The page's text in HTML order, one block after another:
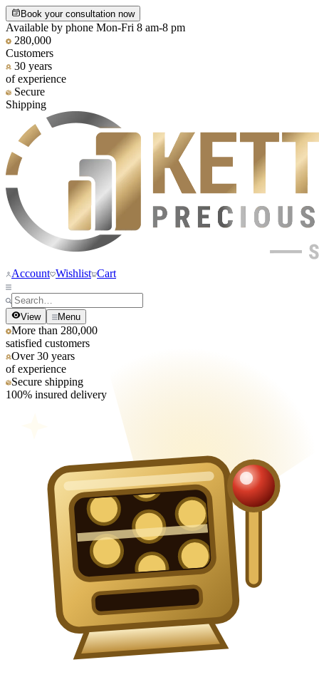
Book your consultation now
Available by phone Mon-Fri 8 am-8 pm
280,000
Customers
30 years
of experience
Secure
Shipping
Account Wishlist Cart
View Menu
More than 280,000
satisfied customers
Over 30 years
of experience
Secure shipping
100% insured delivery